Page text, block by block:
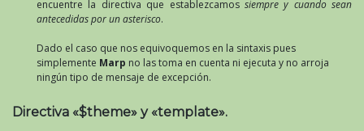
encuentre la directiva que establezcamos siempre y cuando sean
antecedidas por un asterisco.
Dado el caso que nos equivoquemos en la sintaxis pues
simplemente Marp no las toma en cuenta ni ejecuta y no arroja
ningún tipo de mensaje de excepción.
Directiva «$theme» y «template».